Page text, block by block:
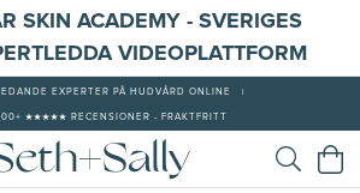
SKIN ACADEMY - SVERIGES
VIDEOPLATTFORM
EXPERTER PÅ HUDVÅRD ONLINE
★★★★★ RECENSIONER - FRAKTFRITT